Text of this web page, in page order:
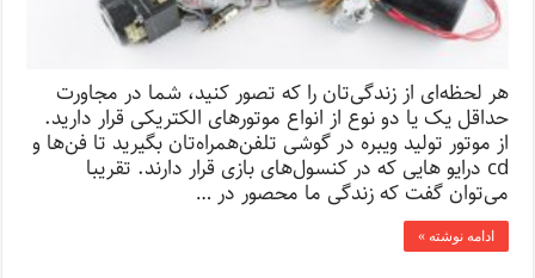
هر لحظه‌ای از زندگی‌تان را که تصور کنید، شما در مجاورت
حداقل یک یا دو نوع از انواع موتورهای الکتریکی قرار دارید.
از موتور تولید ویبره در گوشی‌ تلفن‌همراه‌تان بگیرید تا فن‌ها و
cd درایو هایی که در کنسول‌های بازی قرار دارند. تقریبا
می‌توان گفت که زندگی ما محصور در …
ادامه نوشته »